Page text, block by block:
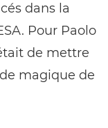
dans la
Pour Paolo
de mettre
magique de